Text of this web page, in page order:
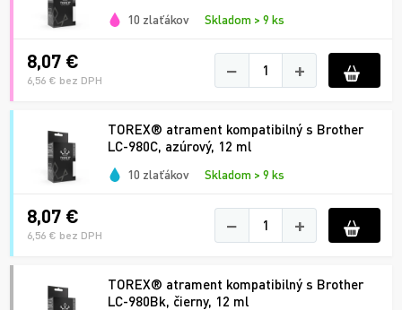
10 zlaťákov Skladom > 9 ks
8,07 €
6,56 € bez DPH − +
TOREX® atrament kompatibilný s Brother
LC-980C, azúrový, 12 ml
10 zlaťákov Skladom > 9 ks
8,07 €
6,56 € bez DPH − +
TOREX® atrament kompatibilný s Brother
LC-980Bk, čierny, 12 ml